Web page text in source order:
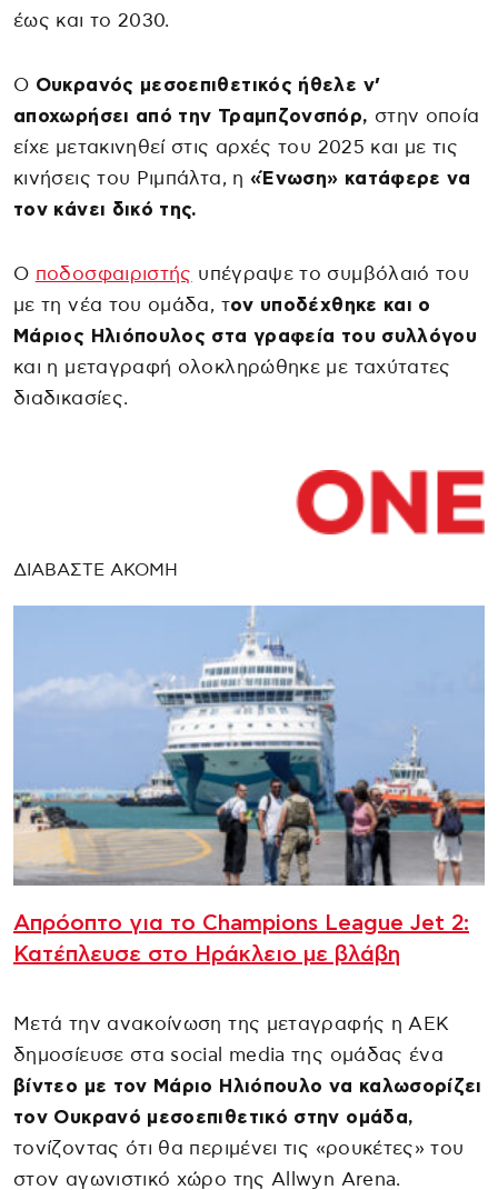
έως και το 2030.
Ο Ουκρανός μεσοεπιθετικός ήθελε ν’
αποχωρήσει από την Τραμπζονσπόρ, στην οποία
είχε μετακινηθεί στις αρχές του 2025 και με τις
κινήσεις του Ριμπάλτα, η «Ένωση» κατάφερε να
τον κάνει δικό της.
Ο ποδοσφαιριστής υπέγραψε το συμβόλαιό του
με τη νέα του ομάδα, τον υποδέχθηκε και ο
Μάριος Ηλιόπουλος στα γραφεία του συλλόγου
και η μεταγραφή ολοκληρώθηκε με ταχύτατες
διαδικασίες.
ΔΙΑΒΑΣΤΕ ΑΚΟΜΗ
Απρόοπτο για το Champions League Jet 2:
Κατέπλευσε στο Ηράκλειο με βλάβη
Μετά την ανακοίνωση της μεταγραφής η ΑΕΚ
δημοσίευσε στα social media της ομάδας ένα
βίντεο με τον Μάριο Ηλιόπουλο να καλωσορίζει
τον Ουκρανό μεσοεπιθετικό στην ομάδα,
τονίζοντας ότι θα περιμένει τις «ρουκέτες» του
στον αγωνιστικό χώρο της Allwyn Arena.